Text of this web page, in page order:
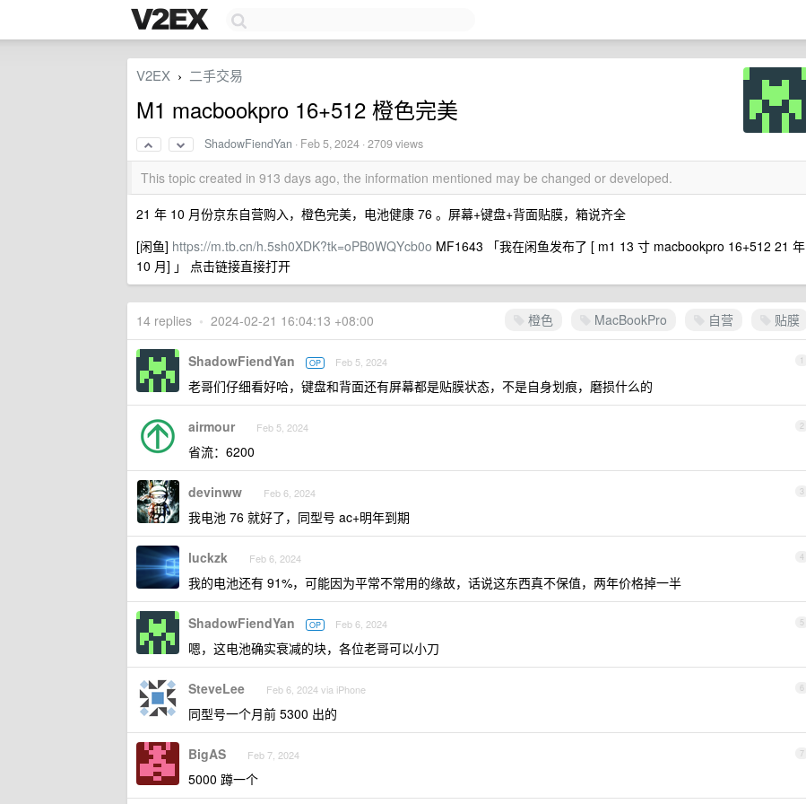
V2EX › 二手交易
M1 macbookpro 16+512 橙色完美
ShadowFiendYan · Feb 5, 2024 · 2709 views
This topic created in 913 days ago, the information mentioned may be changed or developed.
21 年 10 月份京东自营购入，橙色完美，电池健康 76 。屏幕+键盘+背面贴膜，箱说齐全
[闲鱼] https://m.tb.cn/h.5sh0XDK?tk=oPB0WQYcb0o MF1643 「我在闲鱼发布了 [ m1 13 寸 macbookpro 16+512 21 年
10 月] 」 点击链接直接打开
橙色 MacBookPro 自营 贴膜
14 replies • 2024-02-21 16:04:13 +08:00
1
ShadowFiendYan OP Feb 5, 2024
老哥们仔细看好哈，键盘和背面还有屏幕都是贴膜状态，不是自身划痕，磨损什么的
2
airmour Feb 5, 2024
省流：6200
3
devinww Feb 6, 2024
我电池 76 就好了，同型号 ac+明年到期
4
luckzk Feb 6, 2024
我的电池还有 91%，可能因为平常不常用的缘故，话说这东西真不保值，两年价格掉一半
5
ShadowFiendYan OP Feb 6, 2024
嗯，这电池确实衰减的块，各位老哥可以小刀
6
SteveLee Feb 6, 2024 via iPhone
同型号一个月前 5300 出的
7
BigAS Feb 7, 2024
5000 蹲一个